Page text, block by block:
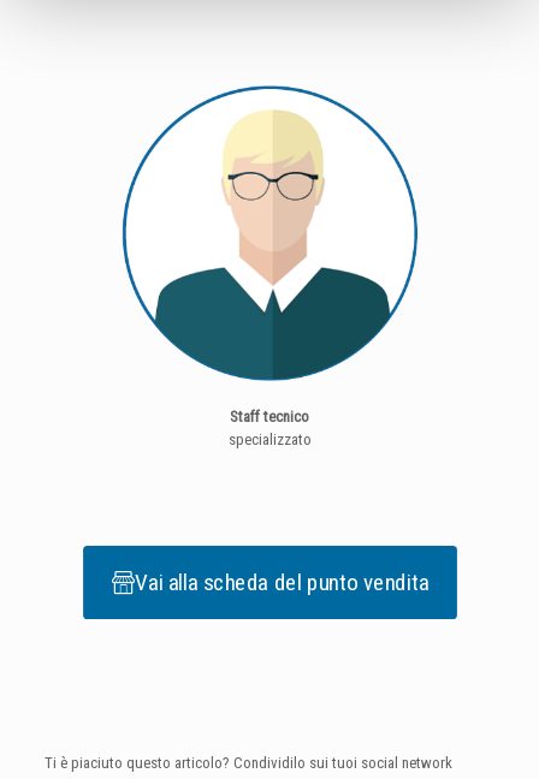
Staff tecnico
specializzato
Vai alla scheda del punto vendita
Ti è piaciuto questo articolo? Condividilo sui tuoi social network